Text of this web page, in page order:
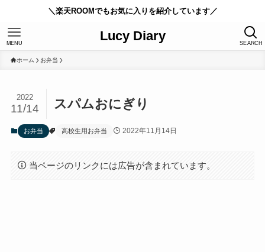
＼楽天ROOMでもお気に入りを紹介しています／
Lucy Diary SEARCH
MENU
ホーム お弁当
スパムおにぎり
2022
11/14
お弁当 高校生用お弁当 2022年11月14日
当ページのリンクには広告が含まれています。